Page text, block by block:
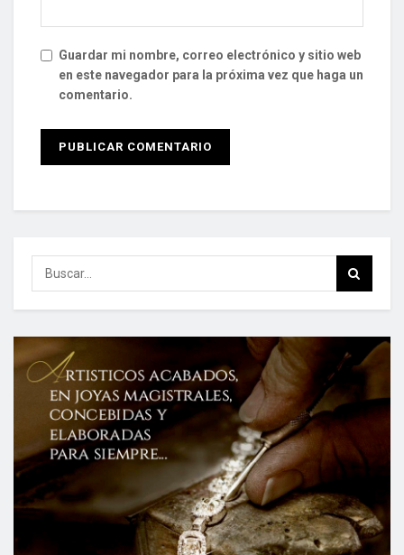
Guardar mi nombre, correo electrónico y sitio web
en este navegador para la próxima vez que haga un
comentario.